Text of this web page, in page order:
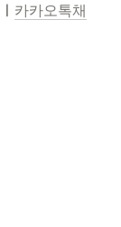
ㅣ 카카오톡채